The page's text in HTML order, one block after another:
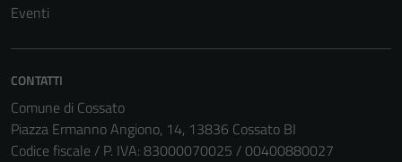
Eventi
CONTATTI
Comune di Cossato
Piazza Ermanno Angiono, 14, 13836 Cossato BI
Codice fiscale / P. IVA: 83000070025 / 00400880027